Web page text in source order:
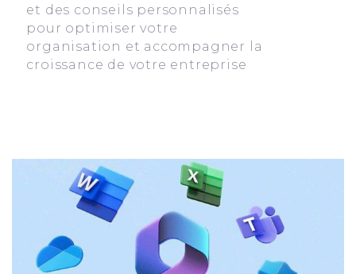
et des conseils personnalisés
pour optimiser votre
organisation et accompagner la
croissance de votre entreprise